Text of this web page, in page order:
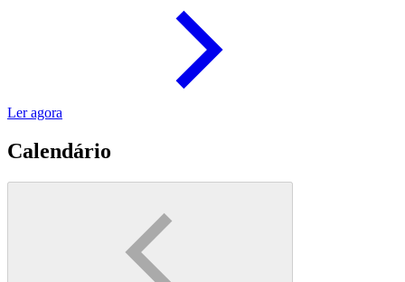
Ler agora
Calendário